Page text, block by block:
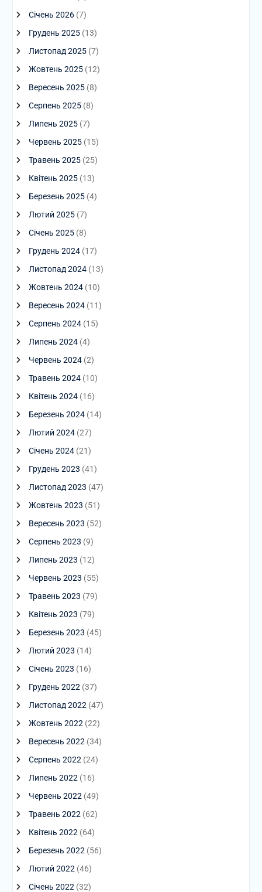
Січень 2026(7)
Грудень 2025(13)
Листопад 2025(7)
Жовтень 2025(12)
Вересень 2025(8)
Серпень 2025(8)
Липень 2025(7)
Червень 2025(15)
Травень 2025(25)
Квітень 2025(13)
Березень 2025(4)
Лютий 2025(7)
Січень 2025(8)
Грудень 2024(17)
Листопад 2024(13)
Жовтень 2024(10)
Вересень 2024(11)
Серпень 2024(15)
Липень 2024(4)
Червень 2024(2)
Травень 2024(10)
Квітень 2024(16)
Березень 2024(14)
Лютий 2024(27)
Січень 2024(21)
Грудень 2023 (41)
Листопад 2023 (47)
Жовтень 2023 (51)
Вересень 2023 (52)
Серпень 2023 (9)
Липень 2023 (12)
Червень 2023 (55)
Травень 2023 (79)
Квітень 2023 (79)
Березень 2023 (45)
Лютий 2023 (14)
Січень 2023 (16)
Грудень 2022 (37)
Листопад 2022 (47)
Жовтень 2022 (22)
Вересень 2022 (34)
Серпень 2022 (24)
Липень 2022 (16)
Червень 2022 (49)
Травень 2022 (62)
Квітень 2022 (64)
Березень 2022 (56)
Лютий 2022 (46)
Січень 2022 (32)